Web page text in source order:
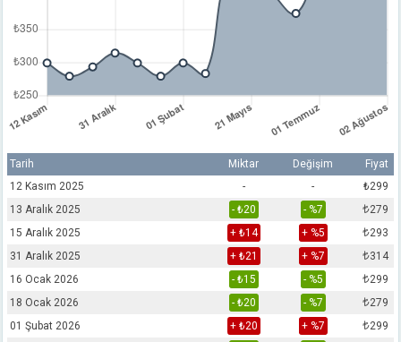
Tarih Miktar Değişim
Fiyat
12 Kasım 2025
- -
₺299
13 Aralık 2025
- ₺20 - %7 ₺279
15 Aralık 2025
+ ₺14 + %5 ₺293
31 Aralık 2025
+ ₺21 + %7 ₺314
16 Ocak 2026
- ₺15 - %5 ₺299
18 Ocak 2026
- ₺20 - %7 ₺279
01 Şubat 2026
+ ₺20 + %7 ₺299